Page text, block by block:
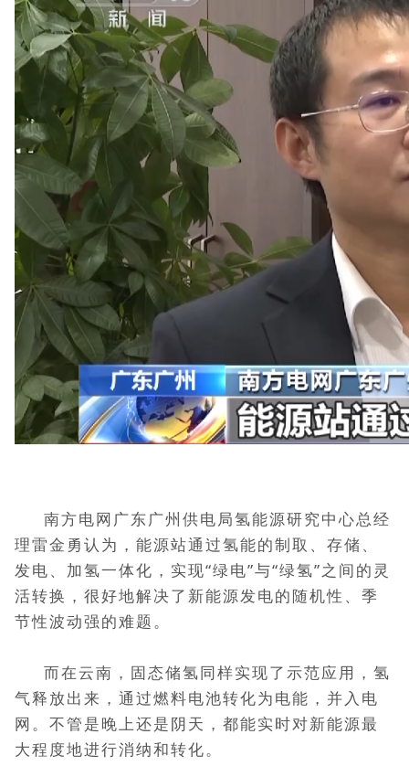
南方电网广东广州供电局氢能源研究中心总经
理雷金勇认为，能源站通过氢能的制取、存储、
发电、加氢一体化，实现“绿电”与“绿氢”之间的灵
活转换，很好地解决了新能源发电的随机性、季
节性波动强的难题。
而在云南，固态储氢同样实现了示范应用，氢
气释放出来，通过燃料电池转化为电能，并入电
网。不管是晚上还是阴天，都能实时对新能源最
大程度地进行消纳和转化。